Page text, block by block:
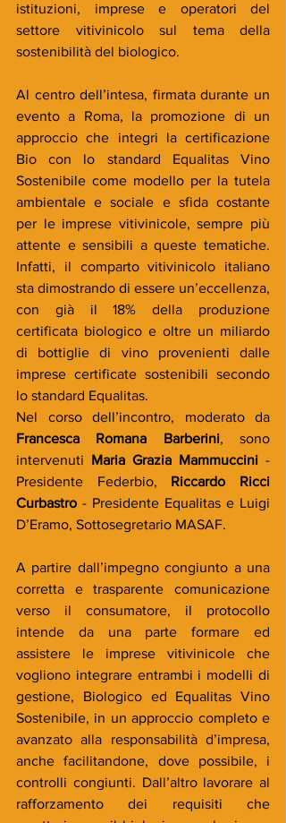
istituzioni, imprese e operatori del
settore vitivinicolo sul tema della
sostenibilità del biologico.
Al centro dell’intesa, firmata durante un
evento a Roma, la promozione di un
approccio che integri la certificazione
Bio con lo standard Equalitas Vino
Sostenibile come modello per la tutela
ambientale e sociale e sfida costante
per le imprese vitivinicole, sempre più
attente e sensibili a queste tematiche.
Infatti, il comparto vitivinicolo italiano
sta dimostrando di essere un’eccellenza,
con già il 18% della produzione
certificata biologico e oltre un miliardo
di bottiglie di vino provenienti dalle
imprese certificate sostenibili secondo
lo standard Equalitas.
Francesca Romana Barberini, sono
intervenuti
Maria Grazia Mammuccini -
Presidente Federbio,
Riccardo Ricci
Curbastro - Presidente Equalitas e Luigi
D’Eramo, Sottosegretario MASAF.
A partire dall’impegno congiunto a una
corretta e trasparente comunicazione
verso il consumatore, il protocollo
intende da una parte formare ed
assistere le imprese vitivinicole che
vogliono integrare entrambi i modelli di
gestione, Biologico ed Equalitas Vino
Sostenibile, in un approccio completo e
avanzato alla responsabilità d’impresa,
anche facilitandone, dove possibile, i
controlli congiunti. Dall’altro lavorare al
rafforzamento dei requisiti che